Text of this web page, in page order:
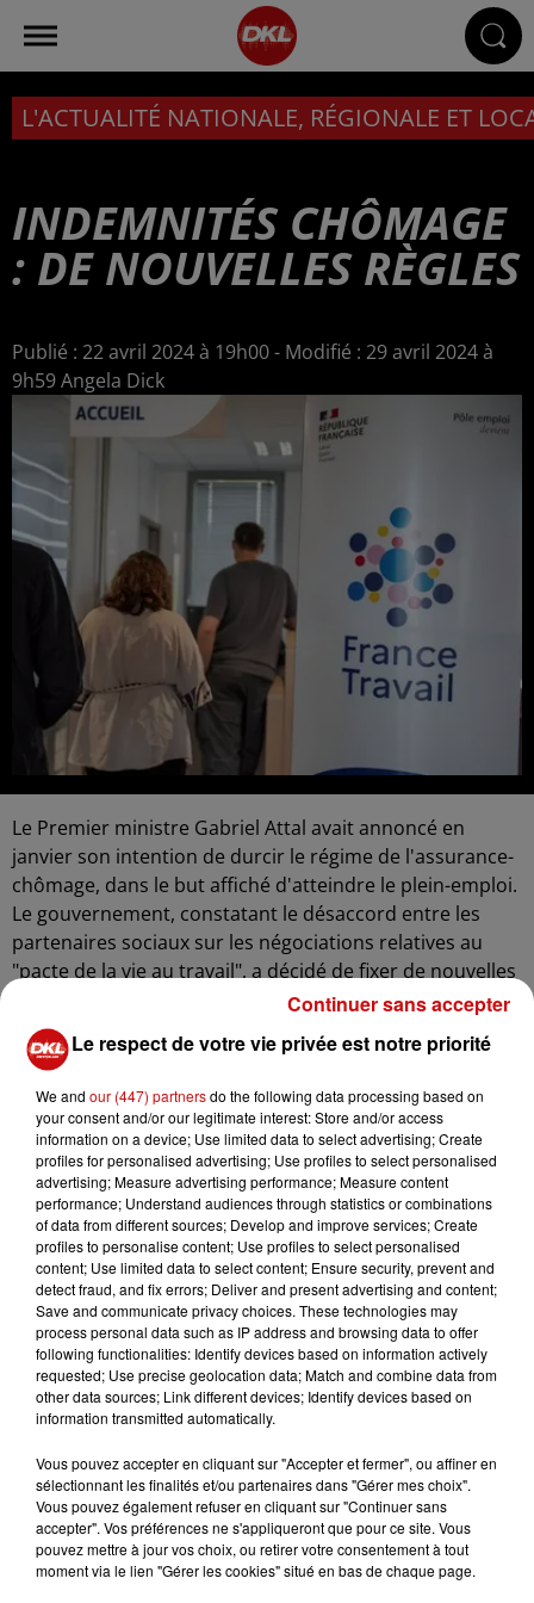
L'ACTUALITÉ NATIONALE, RÉGIONALE ET
INDEMNITÉS CHÔMAGE
: DE NOUVELLES RÈGLES
Publié : 22 avril 2024 à 19h00 - Modifié : 29 avril 2024 à
9h59 Angela Dick
Le Premier ministre Gabriel Attal avait annoncé en
janvier son intention de durcir le régime de l'assurance-
chômage, dans le but affiché d'atteindre le plein-emploi.
Le gouvernement, constatant le désaccord entre les
partenaires sociaux sur les négociations relatives au
"pacte de la vie au travail", a décidé de fixer de nouvelles
règles à partir du 1er juillet. Il prendra un décret de
carence pour favoriser le retour rapide à l'emploi des
chômeurs indemnisés et contribuer à l'atteinte du plein-
emploi. Ces nouvelles règles remplaceront celles qui
expirent le 30 juin, établies par un précédent décret de
carence en 2019. Celui-ci avait été prolongé de six mois
en attendant la nouvelle convention.
Gabriel Attal avait annoncé en janvier son intention de
poursuivre la réforme de l'assurance-chômage. Il avait
évoqué trois leviers pour durcir les règles : la durée
d'indemnisation, la durée travaillée nécessaire pour être
indemnisé et le montant de cette indemnisation. Il avait
indiqué une préférence pour un durcissement de la
deuxième option.
LES AUTRES ACTUALITÉS
Le respect de votre vie privée est notre priorité
We and our (447) partnersdo the following data processing based on
your consent and/or our legitimate interest: Store and/or access
information on a device; Use limited data to select advertising; Create
profiles for personalised advertising; Use profiles to select personalised
advertising; Measure advertising performance; Measure content
performance; Understand audiences through statistics or combinations
of data from different sources; Develop and improve services; Create
profiles to personalise content; Use profiles to select personalised
content; Use limited data to select content; Ensure security, prevent and
detect fraud, and fix errors; Deliver and present advertising and content;
Save and communicate privacy choices. These technologies may
process personal data such as IP address and browsing data to offer
following functionalities: Identify devices based on information actively
requested; Use precise geolocation data; Match and combine data from
other data sources; Link different devices; Identify devices based on
information transmitted automatically.
Vous pouvez accepter en cliquant sur "Accepter et fermer", ou affiner en
sélectionnant les finalités et/ou partenaires dans "Gérer mes choix".
Vous pouvez également refuser en cliquant sur "Continuer sans
accepter". Vos préférences ne s'appliqueront que pour ce site. Vous
pouvez mettre à jour vos choix, ou retirer votre consentement à tout
moment via le lien "Gérer les cookies" situé en bas de chaque page.
Continuer sans accepter